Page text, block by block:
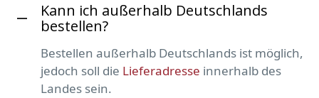
Kann ich außerhalb Deutschlands
bestellen?
Bestellen außerhalb Deutschlands ist möglich,
jedoch soll die Lieferadresse innerhalb des
Landes sein.